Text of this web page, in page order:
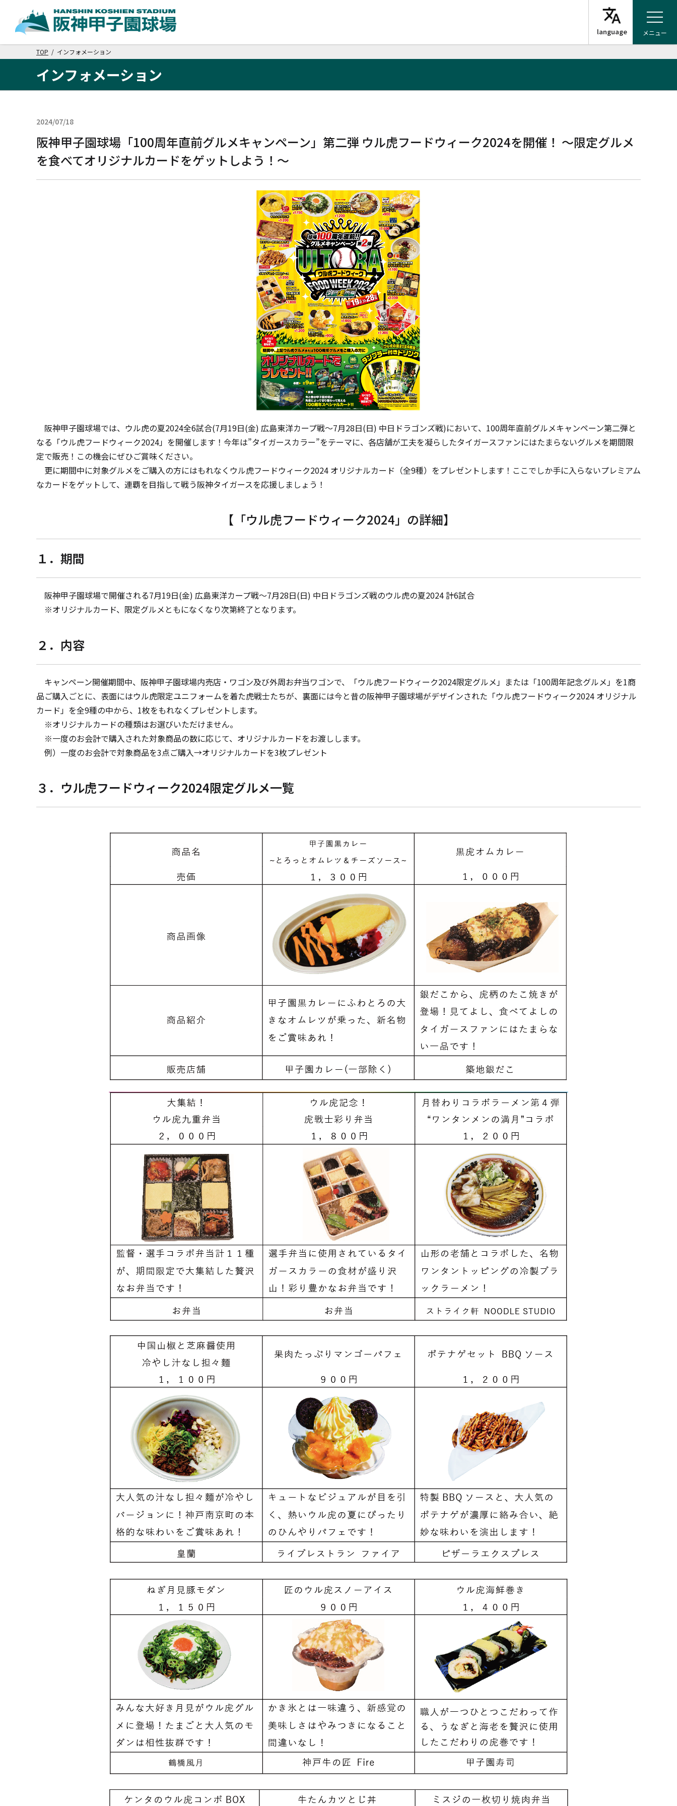
メニュー
TOP / インフォメーション
インフォメーション
2024/07/18
阪神甲子園球場「100周年直前グルメキャンペーン」第二弾 ウル虎フードウィーク2024を開催！ ～限定グルメ
を食べてオリジナルカードをゲットしよう！～
阪神甲子園球場では、ウル虎の夏2024全6試合(7月19日(金) 広島東洋カープ戦～7月28日(日) 中日ドラゴンズ戦)において、100周年直前グルメキャンペーン第二弾と
なる「ウル虎フードウィーク2024」を開催します！今年は”タイガースカラー”をテーマに、各店舗が工夫を凝らしたタイガースファンにはたまらないグルメを期間限
定で販売！この機会にぜひご賞味ください。
更に期間中に対象グルメをご購入の方にはもれなくウル虎フードウィーク2024 オリジナルカード（全9種）をプレゼントします！ここでしか手に入らないプレミアム
なカードをゲットして、連覇を目指して戦う阪神タイガースを応援しましょう！
【「ウル虎フードウィーク2024」の詳細】
１．期間
阪神甲子園球場で開催される7月19日(金) 広島東洋カープ戦～7月28日(日) 中日ドラゴンズ戦のウル虎の夏2024 計6試合
※オリジナルカード、限定グルメともになくなり次第終了となります。
２．内容
キャンペーン開催期間中、阪神甲子園球場内売店・ワゴン及び外周お弁当ワゴンで、「ウル虎フードウィーク2024限定グルメ」または「100周年記念グルメ」を1商
品ご購入ごとに、表面にはウル虎限定ユニフォームを着た虎戦士たちが、裏面には今と昔の阪神甲子園球場がデザインされた「ウル虎フードウィーク2024 オリジナル
カード」を全9種の中から、1枚をもれなくプレゼントします。
※オリジナルカードの種類はお選びいただけません。
※一度のお会計で購入された対象商品の数に応じて、オリジナルカードをお渡しします。
例）一度のお会計で対象商品を3点ご購入→オリジナルカードを3枚プレゼント
３．ウル虎フードウィーク2024限定グルメ一覧